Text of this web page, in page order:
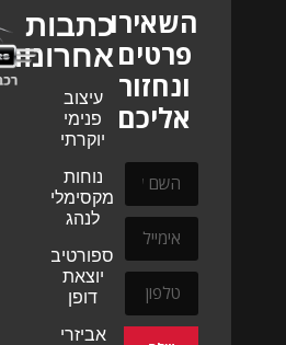
השאירו
פרטים
ונחזור
אליכם
כתבות
אחרונות
עיצוב
פנימי
יוקרתי
נוחות
מקסימלית
לנהג
ספורטיביות
יוצאת
דופן
אביזרי